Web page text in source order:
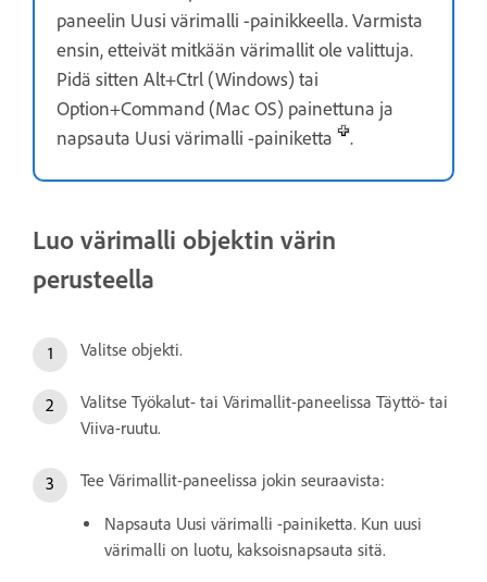
paneelin Uusi värimalli -painikkeella. Varmista
ensin, etteivät mitkään värimallit ole valittuja.
Pidä sitten Alt+Ctrl (Windows) tai
Option+Command (Mac OS) painettuna ja
napsauta Uusi värimalli -painiketta
.
Luo värimalli objektin värin
perusteella
Valitse objekti.
Valitse Työkalut- tai Värimallit-paneelissa Täyttö- tai
Viiva-ruutu.
Tee Värimallit-paneelissa jokin seuraavista:
Napsauta Uusi värimalli -painiketta. Kun uusi
värimalli on luotu, kaksoisnapsauta sitä.